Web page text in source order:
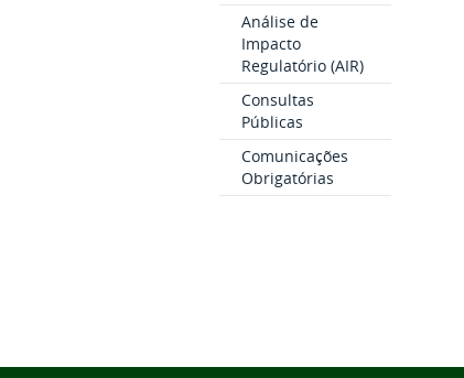
Análise de
Impacto
Regulatório (AIR)
Consultas
Públicas
Comunicações
Obrigatórias